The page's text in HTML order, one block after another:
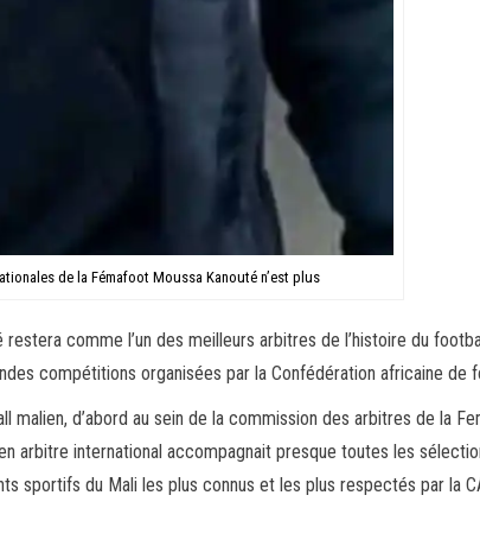
de la Fémafoot Moussa Kanouté n’est plus
restera comme l’un des meilleurs arbitres de l’histoire du
compétitions organisées par la Confédération africaine de
malien, d’abord au sein de la commission des arbitres de la
arbitre international accompagnait presque toutes les
sportifs du Mali les plus connus et les plus respectés par la